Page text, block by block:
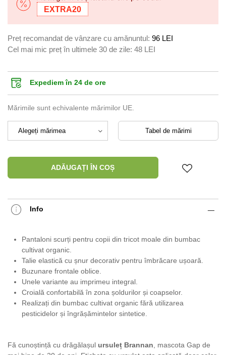
EXTRA20
Preț recomandat de vânzare cu amănuntul: 96 LEI
Cel mai mic preț în ultimele 30 de zile: 48 LEI
Expediem în 24 de ore
Mărimile sunt echivalente mărimilor UE.
Tabel de mărimi
ADĂUGAȚI ÎN COȘ
Info
Pantaloni scurți pentru copii din tricot moale din bumbac
cultivat organic.
Talie elastică cu șnur decorativ pentru îmbrăcare ușoară.
Buzunare frontale oblice.
Unele variante au imprimeu integral.
Croială confortabilă în zona șoldurilor și coapselor.
Realizați din bumbac cultivat organic fără utilizarea
pesticidelor și îngrășămintelor sintetice.
Fă cunoștință cu drăgălașul ursuleț Brannan , mascota Gap de